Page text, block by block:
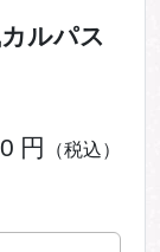
ルパス
円 （税込）